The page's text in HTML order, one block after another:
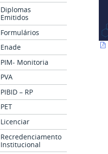
Diplomas
Emitidos
Formulários
Enade
PIM- Monitoria
PVA
PIBID – RP
PET
Licenciar
Recredenciamento
Institucional